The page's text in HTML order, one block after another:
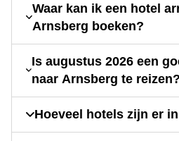
Waar kan ik een hotel
Arnsberg boeken?
Is augustus 2026 een
naar Arnsberg te reizen?
Hoeveel hotels zijn er